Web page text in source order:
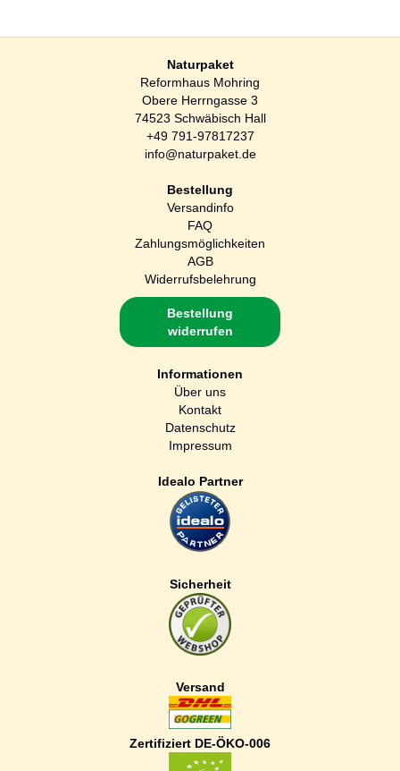
Naturpaket
Reformhaus Mohring
Obere Herrngasse 3
74523 Schwäbisch Hall
+49 791-97817237
info@naturpaket.de
Bestellung
Versandinfo
FAQ
Zahlungsmöglichkeiten
AGB
Widerrufsbelehrung
Bestellung
widerrufen
Informationen
Über uns
Kontakt
Datenschutz
Impressum
Idealo Partner
Sicherheit
Versand
Zertifiziert DE-ÖKO-006